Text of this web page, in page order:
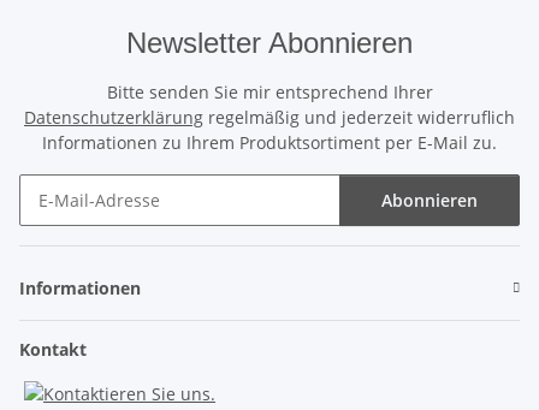
Newsletter Abonnieren
Bitte senden Sie mir entsprechend Ihrer
Datenschutzerklärung regelmäßig und jederzeit widerruflich
Informationen zu Ihrem Produktsortiment per E-Mail zu.
Abonnieren
Informationen
Kontakt